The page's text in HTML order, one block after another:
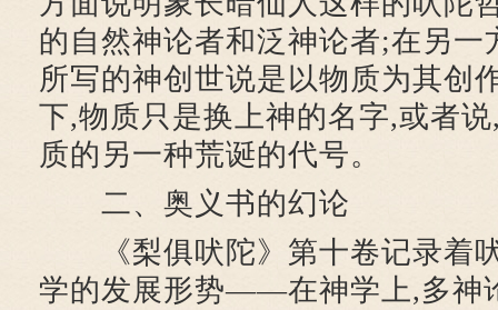
的自然神论者和泛神论者;在另一
所写的神创世说是以物质为其创
下,物质只是换上神的名字,或者
质的另一种荒诞的代号。
二、奥义书的幻论
《梨俱吠陀》第十卷记录着
学的发展形势——在神学上,多神